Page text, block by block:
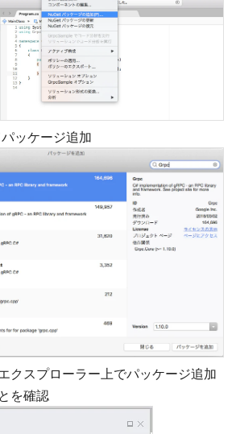
ッケージ追加
クスプローラー上でパッケージ追加
を確認